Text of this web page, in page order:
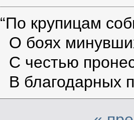
“По крупицам
О боях
С честью
В благодарных